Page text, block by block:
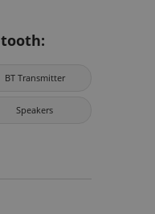
BT Transmitter
Speakers